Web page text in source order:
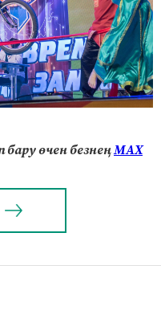
өчен безнеңМАХ